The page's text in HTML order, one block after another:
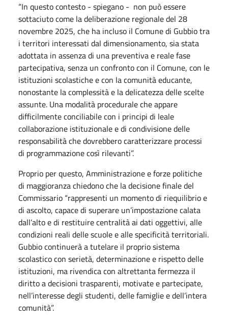
“In questo contesto - spiegano - non può essere
sottaciuto come la deliberazione regionale del 28
novembre 2025, che ha incluso il Comune di Gubbio tra
i territori interessati dal dimensionamento, sia stata
adottata in assenza di una preventiva e reale fase
partecipativa, senza un confronto con il Comune, con le
istituzioni scolastiche e con la comunità educante,
nonostante la complessità e la delicatezza delle scelte
assunte. Una modalità procedurale che appare
difficilmente conciliabile con i principi di leale
collaborazione istituzionale e di condivisione delle
responsabilità che dovrebbero caratterizzare processi
di programmazione così rilevanti”.
Proprio per questo, Amministrazione e forze politiche
di maggioranza chiedono che la decisione finale del
Commissario “rappresenti un momento di riequilibrio e
di ascolto, capace di superare un’impostazione calata
dall’alto e di restituire centralità ai dati oggettivi, alle
condizioni reali delle scuole e alle specificità territoriali.
Gubbio continuerà a tutelare il proprio sistema
scolastico con serietà, determinazione e rispetto delle
istituzioni, ma rivendica con altrettanta fermezza il
diritto a decisioni trasparenti, motivate e partecipate,
nell’interesse degli studenti, delle famiglie e dell’intera
comunità”.